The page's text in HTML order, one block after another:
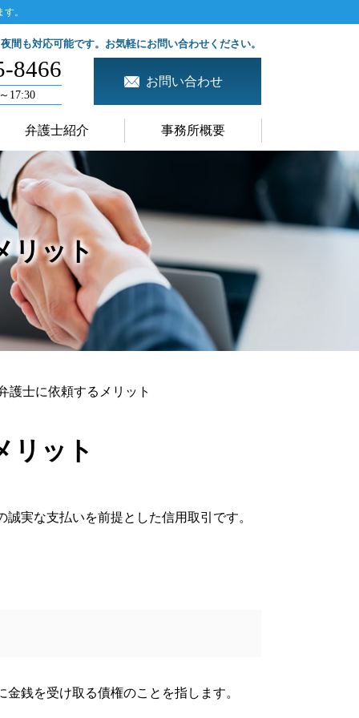
リット
。
間も対応可能です。お気軽にお問い合わせください。
8466
17:30
お問い合わせ
弁護士紹介 事務所概要
護士に依頼するメリット
リット
実な支払いを前提とした信用取引です。
銭を受け取る債権のことを指します。